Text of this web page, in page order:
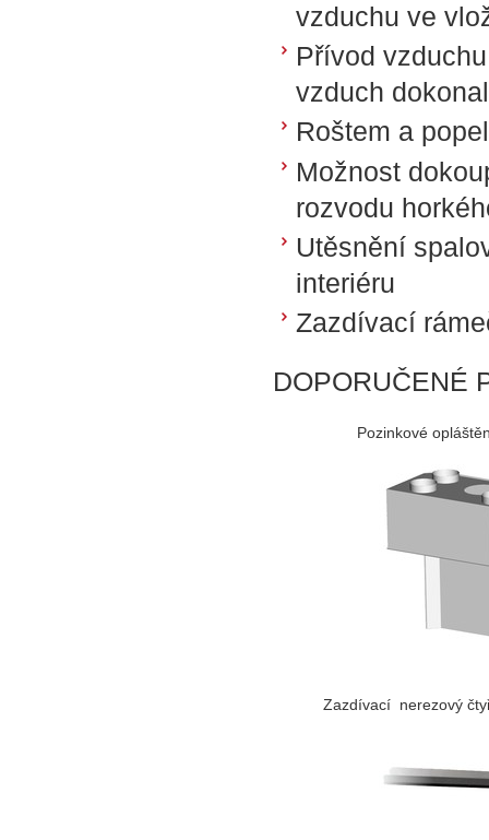
vzduchu ve
Přívod
vzduch
Roštem a
Možnost
rozvodu
Utěsnění
interiéru
Zazdívací
DOPORUČENÉ
Pozinkové
Zazdívací nerezový